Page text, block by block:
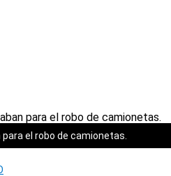
el robo de camionetas.